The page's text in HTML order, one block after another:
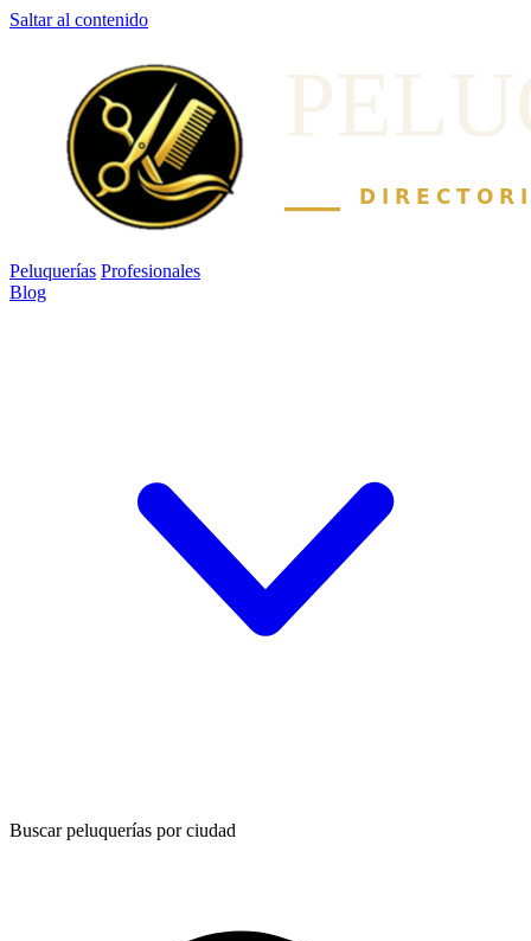
Saltar al contenido
Peluquerías Profesionales
Blog
Buscar peluquerías por ciudad